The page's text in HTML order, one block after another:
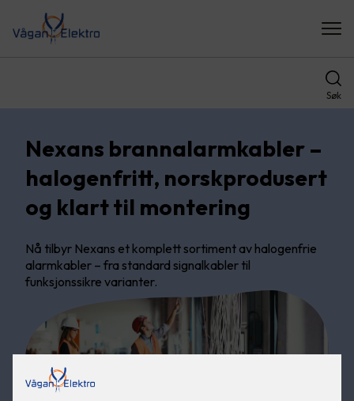
Søk
Nexans brannalarmkabler –
halogenfritt, norskprodusert
og klart til montering
Nå tilbyr Nexans et komplett sortiment av halogenfrie
alarmkabler – fra standard signalkabler til
funksjonssikre varianter.